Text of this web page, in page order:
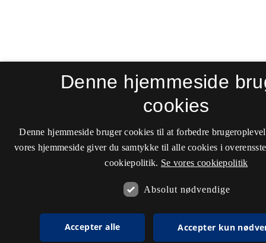
Denne hjemmeside
cookies
Denne hjemmeside bruger cookies til at forbedre
vores hjemmeside giver du samtykke til alle cookies i
cookiepolitik. Se vores cookiepolitik
Absolut nødvendige
Accepter alle Accepter kun